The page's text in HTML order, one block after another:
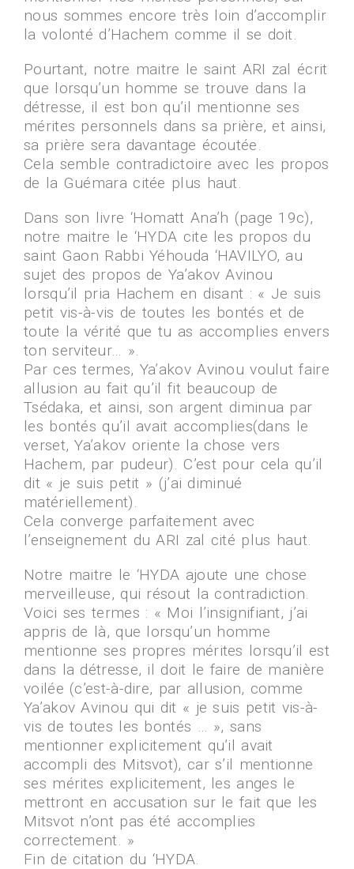
nous sommes encore très loin d’accomplir
la volonté d’Hachem comme il se doit.
Pourtant, notre maitre le saint ARI zal écrit
que lorsqu’un homme se trouve dans la
détresse, il est bon qu’il mentionne ses
mérites personnels dans sa prière, et ainsi,
sa prière sera davantage écoutée.
Cela semble contradictoire avec les propos
de la Guémara citée plus haut.
Dans son livre ‘Homatt Ana’h (page 19c),
notre maitre le ‘HYDA cite les propos du
saint Gaon Rabbi Yéhouda ‘HAVILYO, au
sujet des propos de Ya’akov Avinou
lorsqu’il pria Hachem en disant : « Je suis
petit vis-à-vis de toutes les bontés et de
toute la vérité que tu as accomplies envers
ton serviteur… ».
Par ces termes, Ya’akov Avinou voulut faire
allusion au fait qu’il fit beaucoup de
Tsédaka, et ainsi, son argent diminua par
les bontés qu’il avait accomplies(dans le
verset, Ya’akov oriente la chose vers
Hachem, par pudeur). C’est pour cela qu’il
dit « je suis petit » (j’ai diminué
matériellement).
Cela converge parfaitement avec
l’enseignement du ARI zal cité plus haut.
Notre maitre le ‘HYDA ajoute une chose
merveilleuse, qui résout la contradiction.
Voici ses termes : « Moi l’insignifiant, j’ai
appris de là, que lorsqu’un homme
mentionne ses propres mérites lorsqu’il est
dans la détresse, il doit le faire de manière
voilée (c’est-à-dire, par allusion, comme
Ya’akov Avinou qui dit « je suis petit vis-à-
vis de toutes les bontés … », sans
mentionner explicitement qu’il avait
accompli des Mitsvot), car s’il mentionne
ses mérites explicitement, les anges le
mettront en accusation sur le fait que les
Mitsvot n’ont pas été accomplies
correctement. »
Fin de citation du ‘HYDA.